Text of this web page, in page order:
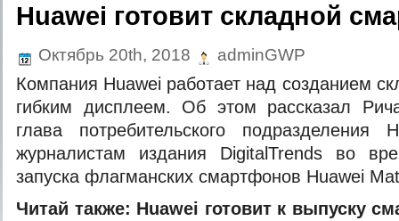
Huawei готовит складной
Октябрь 20th, 2018 adminGWP
Компания Huawei работает над созданием
гибким дисплеем. Об этом рассказал
глава потребительского подразделения
журналистам издания DigitalTrends во
запуска флагманских смартфонов Huawei
Читай также: Huawei готовит к выпуску